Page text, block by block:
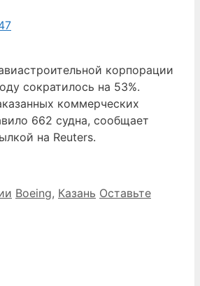
корпорации
сократилось на 53%.
коммерческих
662 судна, сообщает
на Reuters.
Метки
Boeing, Казань Оставьте